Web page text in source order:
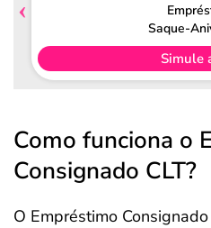
Saque-
Simule
Como funciona o
Consignado CLT?
O Empréstimo